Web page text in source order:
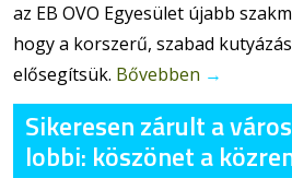
az EB OVO Egyesület újabb
hogy a korszerű, szabad
elősegítsük. Bővebben →
Sikeresen zárult a
lobbi: köszönet a